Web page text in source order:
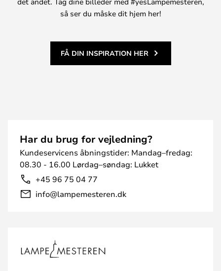
så ser du måske dit hjem her!
FÅ DIN INSPIRATION HER
Har du brug for vejledning?
Kundeservicens åbningstider: Mandag–fredag:
08.30 - 16.00 Lørdag–søndag: Lukket
+45 96 75 04 77
info@lampemesteren.dk